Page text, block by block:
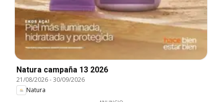
Natura campaña 13 2026
21/08/2026-30/09/2026
Natura